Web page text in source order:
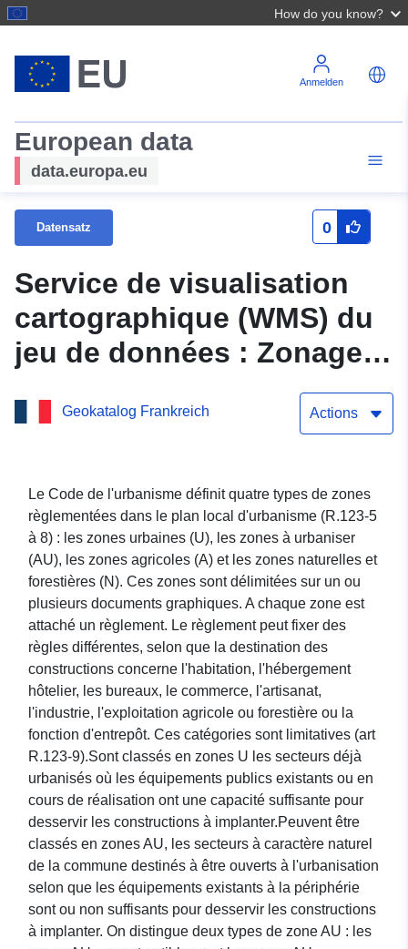
How do you know?
Anmelden
European data
data.europa.eu
Datensatz 0
Service de visualisation
cartographique (WMS) du
jeu de données : Zonage
du PLU de Droupt Saint
BasleGeokatalog Frankreich Actions
Le Code de l'urbanisme définit quatre types de zones
règlementées dans le plan local d'urbanisme (R.123-5
à 8) : les zones urbaines (U), les zones à urbaniser
(AU), les zones agricoles (A) et les zones naturelles et
forestières (N). Ces zones sont délimitées sur un ou
plusieurs documents graphiques. A chaque zone est
attaché un règlement. Le règlement peut fixer des
règles différentes, selon que la destination des
constructions concerne l'habitation, l'hébergement
hôtelier, les bureaux, le commerce, l'artisanat,
l'industrie, l'exploitation agricole ou forestière ou la
fonction d'entrepôt. Ces catégories sont limitatives (art
R.123-9).Sont classés en zones U les secteurs déjà
urbanisés où les équipements publics existants ou en
cours de réalisation ont une capacité suffisante pour
desservir les constructions à implanter.Peuvent être
classés en zones AU, les secteurs à caractère naturel
de la commune destinés à être ouverts à l'urbanisation
selon que les équipements existants à la périphérie
sont ou non suffisants pour desservir les constructions
à implanter. On distingue deux types de zone AU : les